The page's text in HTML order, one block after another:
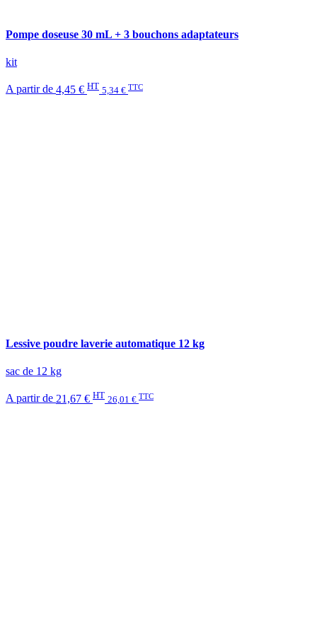
Pompe doseuse 30 mL + 3 bouchons adaptateurs
kit
A partir de 4,45 € HT 5,34 € TTC
Lessive poudre laverie automatique 12 kg
sac de 12 kg
A partir de 21,67 € HT 26,01 € TTC